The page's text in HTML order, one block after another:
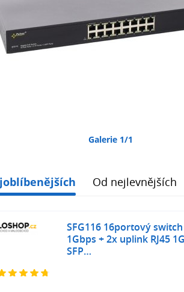
Galerie 1/1
Od nejlevnějších
SFG116 16portový switch
1Gbps + 2x uplink RJ45
SFP…